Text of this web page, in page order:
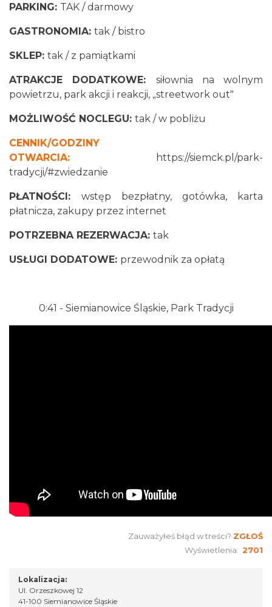
PARKING: TAK / darmowy
GASTRONOMIA: tak / bistro
SKLEP: tak / z pamiątkami
ATRAKCJE DODATKOWE: siłownia na wolnym
powietrzu, park akcji i reakcji, „streetwork out"
MOŻLIWOŚĆ NOCLEGU: tak / w pobliżu
CENNIK/GODZINY
OTWARCIA:
https://siemck.pl/park-
tradycji/#zwiedzanie
PŁATNOŚCI: wstęp bezpłatny, gotówka, karta
płatnicza, zakupy przez internet
POTRZEBNA REZERWACJA: tak
USŁUGI DODATOWE: przewodnik za opłatą
0:41 - Siemianowice Śląskie, Park Tradycji
Zauważyłeś błąd w treści? ZGŁOŚ
Wyświetlenia: 2701
Lokalizacja:
Ul. Orzeszkowej 12
41-100 Siemianowice Śląskie